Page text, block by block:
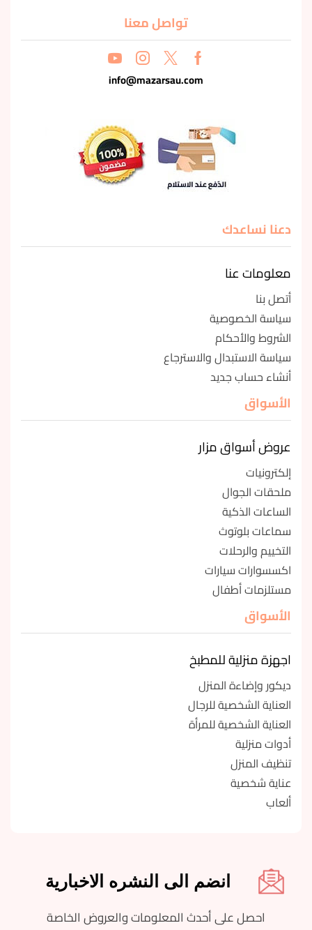
تواصل معنا
info@mazarsau.com
دعنا نساعدك
معلومات عنا
أتصل بنا
سياسة الخصوصية
الشروط والأحكام
سياسة الاستبدال والاسترجاع
أنشاء حساب جديد
الأسواق
عروض أسواق مزار
إلكترونيات
ملحقات الجوال
الساعات الذكية
سماعات بلوتوث
التخييم والرحلات
اكسسوارات سيارات
مستلزمات أطفال
الأسواق
اجهزة منزلية للمطبخ
ديكور وإضاءة المنزل
العناية الشخصية للرجال
العناية الشخصية للمرأة
أدوات منزلية
تنظيف المنزل
عناية شخصية
ألعاب
انضم الى النشره الاخبارية
احصل على أحدث المعلومات والعروض الخاصة